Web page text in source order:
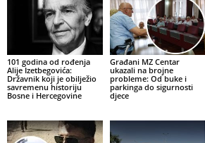
101 godina od rođenja
Alije Izetbegovića:
Državnik koji je obilježio
savremenu historiju
Bosne i Hercegovine
Građani MZ Centar
ukazali na brojne
probleme: Od buke i
parkinga do sigurnosti
djece